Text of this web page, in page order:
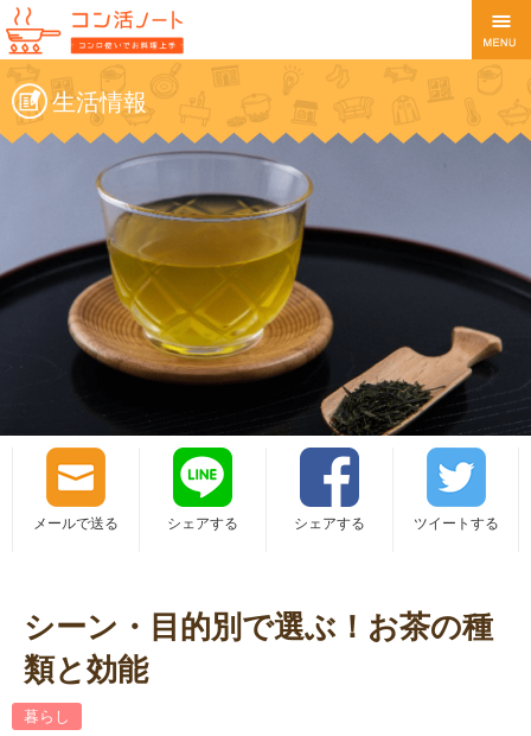
生活情報
メールで送る シェアする シェアする ツイートする
シーン・目的別で選ぶ！お茶の種
類と効能
暮らし